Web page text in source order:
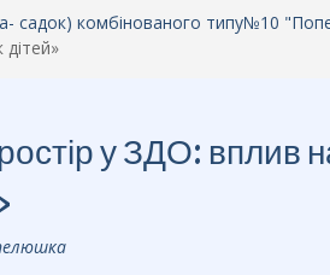
садок) комбінованого типу№10
дітей»
у ЗДО: вплив